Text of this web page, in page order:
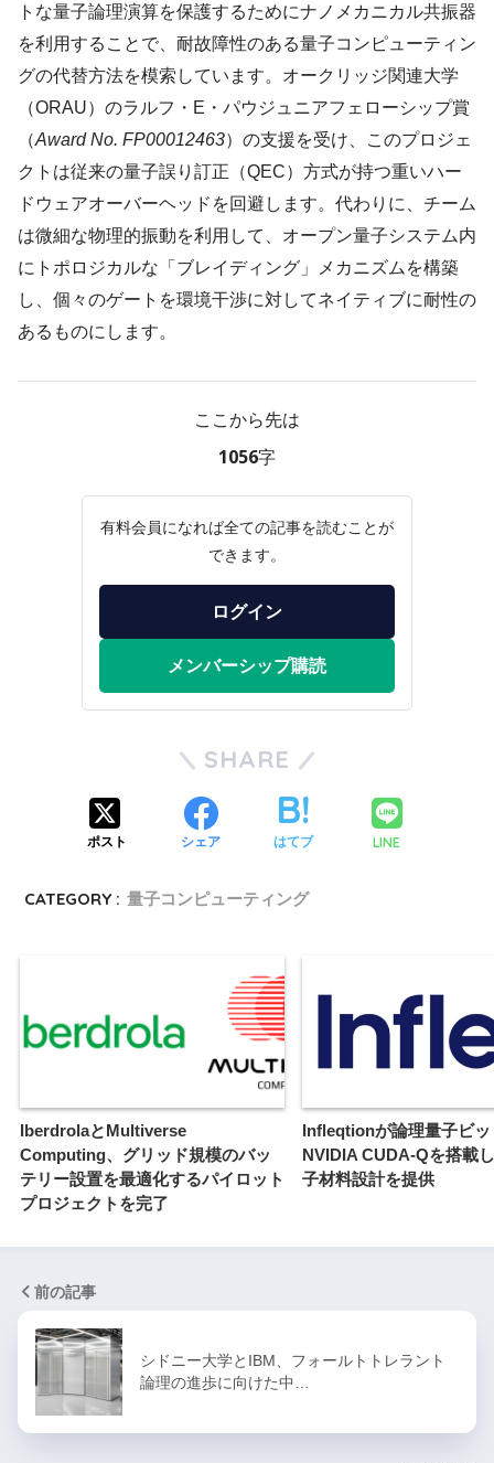
トな量子論理演算を保護するためにナノメカニカル共振器
を利用することで、耐故障性のある量子コンピューティン
グの代替方法を模索しています。オークリッジ関連大学
（ORAU）のラルフ・E・パウジュニアフェローシップ賞
（Award No. FP00012463）の支援を受け、このプロジェ
クトは従来の量子誤り訂正（QEC）方式が持つ重いハー
ドウェアオーバーヘッドを回避します。代わりに、チーム
は微細な物理的振動を利用して、オープン量子システム内
にトポロジカルな「ブレイディング」メカニズムを構築
し、個々のゲートを環境干渉に対してネイティブに耐性の
あるものにします。
ここから先は
1056字
有料会員になれば全ての記事を読むことが
できます。
ログイン
メンバーシップ購読
SHARE
ポスト シェア はてブ LINE
CATEGORY : 量子コンピューティング
IberdrolaとMultiverse
Computing、グリッド規模のバッ
テリー設置を最適化するパイロット
プロジェクトを完了
Infleqtionが論理量子ビッ
NVIDIA CUDA-Qを搭載
子材料設計を提供
前の記事
シドニー大学とIBM、フォールトトレラント
論理の進歩に向けた中…